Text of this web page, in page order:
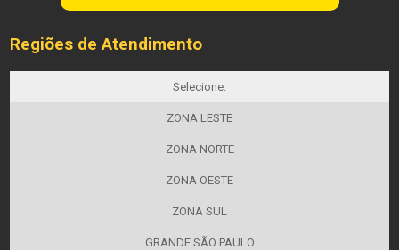
Regiões de Atendimento
Selecione:
ZONA LESTE
ZONA NORTE
ZONA OESTE
ZONA SUL
GRANDE SÃO PAULO